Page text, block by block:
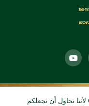
نحن نستخدم ملفات الارتباط Cookies لأننا نحاول أن نجعلكم